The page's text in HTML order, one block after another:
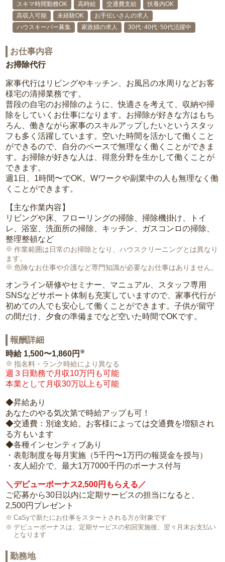
スキマ時間勤務OK 高時給 交通費支給
扶養内OK
高収入可能
未経験OK
お手伝いさんの求人
ハウスキーパー募集
家政婦の求人 30代･40代･50代活躍中
お仕事内容
お掃除代行
家事代行はリビングやキッチン、お風呂の水周りなどお客
様宅の清掃業務です。
普段の自宅のお掃除のように、快適さを考えて、収納や掃
除をしていくお仕事になります。お掃除が好きな方はもち
ろん、働きながら家事のスキルアップしたいというスタッ
フも多く活躍しています。空いた時間を活かして働くこと
ができるので、自分のペースで無理なく働くことができま
す。お掃除が好きな人は、得意分野を生かして働くことが
できます。
週1日、1時間〜でOK。Wワークや副業中の人も無理なく働
くことができます。
【主な作業内容】
リビングや床、フローリングの掃除、掃除機掛け、トイ
レ、浴室、洗面所の掃除、キッチン、ガスコンロの掃除、
整理整頓など
作業範囲は日常のお掃除となり、ハウスクリーニングとは異なり
ます。
危険なお仕事や介護など専門知識が必要なお仕事はありません。
オンライン研修やセミナー、マニュアル、スタッフ専用
SNSなどサポート体制も充実していますので、家事代行が
初めての人でも安心して働くことができます。子供が留守
の間だけ、夕食の準備までなど空いた時間でOKです。
報酬詳細
時給 1,500〜1,860円 ※
指名料・ランク時給により異なる
週３日勤務で月収10万円も可能
本業として月収30万以上も可能
◆昇給あり
あなたのやる気次第で時給アップも可！
◆交通費：別途支給。お客様によっては交通費を増額され
る方もいます
◆各種インセンティブあり
・表彰制度を毎月実施（5千円〜1万円の報奨金を授与）
・友人紹介で、最大1万7000千円のボーナス付与
＼デビューボーナス2,500円もらえる／
ご応募から30日以内に定期サービスの担当になると、
2,500円プレゼント
CaSyで新たにお仕事をスタートされる方が対象です
デビューボーナスは、定期サービスの初回実施後、翌々月末お支払い
となります
勤務地